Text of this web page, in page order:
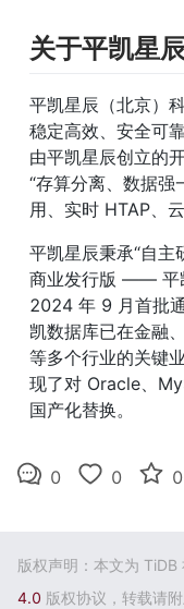
关于平凯星辰
平凯星辰（北京）
稳定高效、安全可
由平凯星辰创立的
“存算分离、数据
用、实时 HTAP、
平凯星辰秉承“自主
商业发行版 —— 平
2024 年 9 月首批
凯数据库已在金融
等多个行业的关键
现了对 Oracle、
国产化替换。
0 0 0
版权声明：本文为
4.0 版权协议，转载请